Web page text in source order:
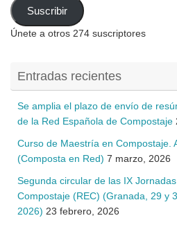
correo
electrónico
Suscribir
Únete a otros 274 suscriptores
Entradas recientes
Se amplia el plazo de envío de
de la Red Española de Compostaje
Curso de Maestría en Compostaje.
(Composta en Red) 7 marzo, 2026
Segunda circular de las IX
Compostaje (REC) (Granada, 29 y
2026) 23 febrero, 2026